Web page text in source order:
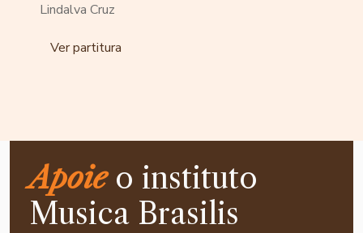
Lindalva Cruz
Ver partitura
Apoieo instituto
Musica Brasilis